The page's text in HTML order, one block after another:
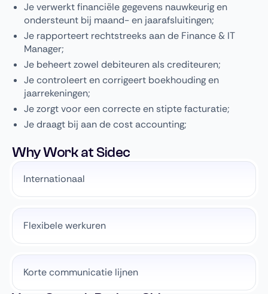
Je verwerkt financiële gegevens nauwkeurig en
ondersteunt bij maand- en jaarafsluitingen;
Je rapporteert rechtstreeks aan de Finance & IT
Manager;
Je beheert zowel debiteuren als crediteuren;
Je controleert en corrigeert boekhouding en
jaarrekeningen;
Je zorgt voor een correcte en stipte facturatie;
Je draagt bij aan de cost accounting;
Why Work at Sidec
Internationaal
Flexibele werkuren
Korte communicatie lijnen